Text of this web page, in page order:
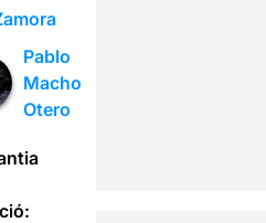
Pablo
Macho
Otero